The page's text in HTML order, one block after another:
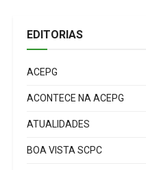
EDITORIAS
ACEPG
ACONTECE NA ACEPG
ATUALIDADES
BOA VISTA SCPC